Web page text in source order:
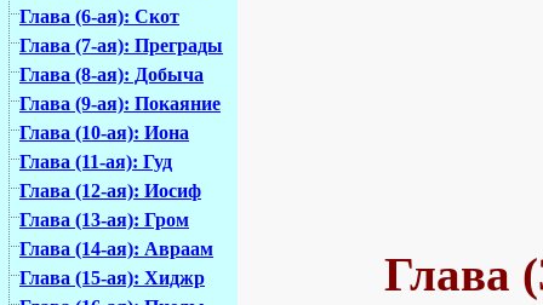
Глава (6-ая): Скот
Глава (7-ая): Преграды
Глава (8-ая): Добыча
Глава (9-ая): Покаяние
Глава (10-ая): Иона
Глава (11-ая): Гуд
Глава (12-ая): Иосиф
Глава (13-ая): Гром
Глава (14-ая): Авраам
Глава (15-ая): Хиджр
Глава